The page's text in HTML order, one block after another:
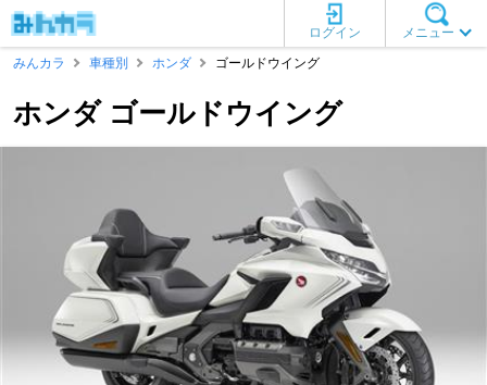
メニュー
ログイン
みんカラ
車種別 ホンダ ゴールドウイング
ホンダ ゴールドウイング